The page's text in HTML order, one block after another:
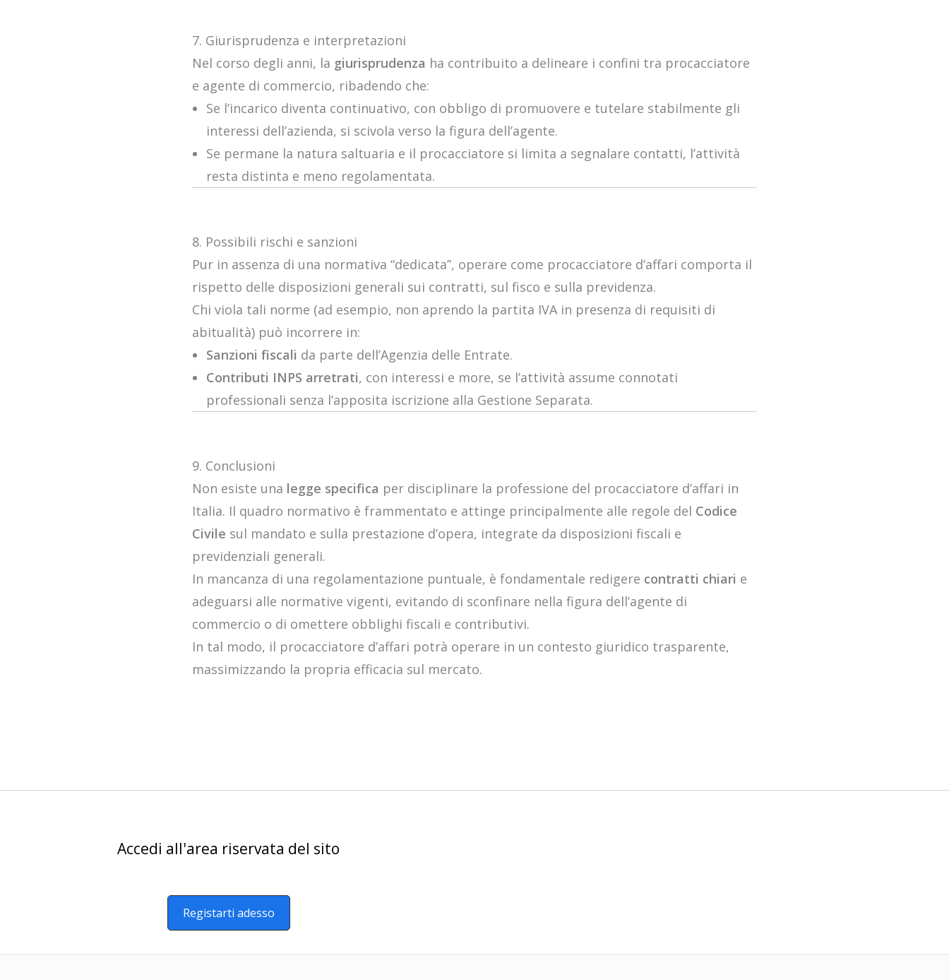
7. Giurisprudenza e interpretazioni
Nel corso degli anni, la giurisprudenza ha contribuito a delineare i confini tra procacciatore
e agente di commercio, ribadendo che:
Se l’incarico diventa continuativo, con obbligo di promuovere e tutelare stabilmente gli
interessi dell’azienda, si scivola verso la figura dell’agente.
Se permane la natura saltuaria e il procacciatore si limita a segnalare contatti, l’attività
resta distinta e meno regolamentata.
8. Possibili rischi e sanzioni
Pur in assenza di una normativa “dedicata”, operare come procacciatore d’affari comporta il
rispetto delle disposizioni generali sui contratti, sul fisco e sulla previdenza.
Chi viola tali norme (ad esempio, non aprendo la partita IVA in presenza di requisiti di
abitualità) può incorrere in:
Sanzioni fiscali da parte dell’Agenzia delle Entrate.
Contributi INPS arretrati, con interessi e more, se l’attività assume connotati
professionali senza l’apposita iscrizione alla Gestione Separata.
9. Conclusioni
Non esiste una legge specifica per disciplinare la professione del procacciatore d’affari in
Italia. Il quadro normativo è frammentato e attinge principalmente alle regole del Codice
Civile sul mandato e sulla prestazione d’opera, integrate da disposizioni fiscali e
previdenziali generali.
In mancanza di una regolamentazione puntuale, è fondamentale redigere contratti chiari e
adeguarsi alle normative vigenti, evitando di sconfinare nella figura dell’agente di
commercio o di omettere obblighi fiscali e contributivi.
In tal modo, il procacciatore d’affari potrà operare in un contesto giuridico trasparente,
massimizzando la propria efficacia sul mercato.
Accedi all'area riservata del sito
Registarti adesso